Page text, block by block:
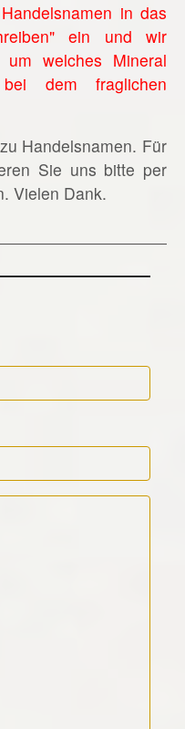
in das
ein und wir
um welches Mineral
dem fraglichen
Handelsnamen. Für
Sie uns bitte per
Vielen Dank.